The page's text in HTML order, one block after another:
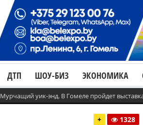
ДТП ШОУ-БИЗ ЭКОНОМИКА
Мурчащий уик-энд. В Гомеле пройдет
+ 1328